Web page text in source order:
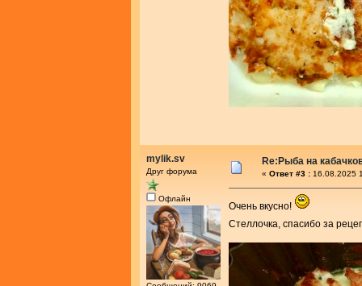
mylik.sv
Друг форума
Офлайн
Re:Рыба на
« Ответ #3 : 16.08.2025
Очень вкусно!
Стеллочка, спасибо за